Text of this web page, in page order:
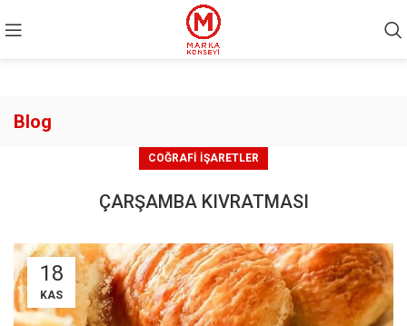
Blog
COĞRAFI İŞARETLER
ÇARŞAMBA KIVRATMASI
18
KAS